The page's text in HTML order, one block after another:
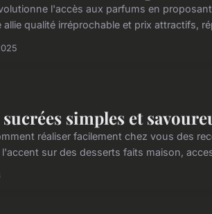
l'accès aux parfums en
allie qualité irréprochable et prix attractifs,
sucrées simples et
réaliser facilement chez vous des
sur des desserts faits maison,